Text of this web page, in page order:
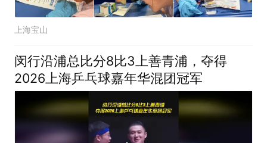
上海宝山
闵行沿浦总比分8比3上善青浦，夺得
2026上海乒乓球嘉年华混团冠军